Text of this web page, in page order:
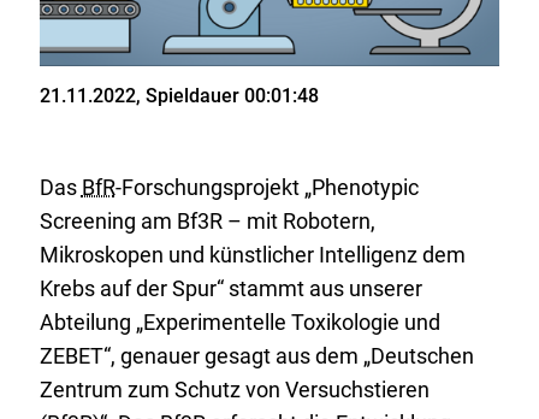
Stand
21.11.2022, Spieldauer 00:01:48
Das BfR-Forschungsprojekt „Phenotypic
Screening am Bf3R – mit Robotern,
Mikroskopen und künstlicher Intelligenz dem
Krebs auf der Spur“ stammt aus unserer
Abteilung „Experimentelle Toxikologie und
ZEBET“, genauer gesagt aus dem „Deutschen
Zentrum zum Schutz von Versuchstieren